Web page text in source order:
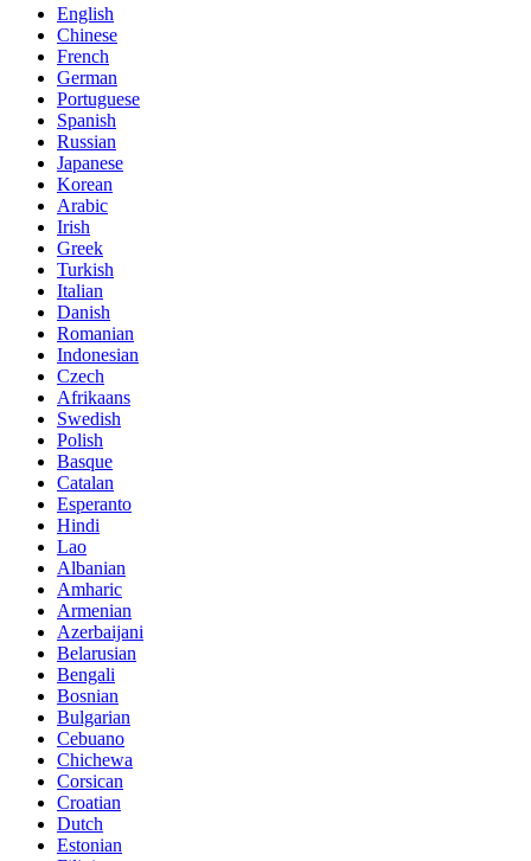
English
Chinese
French
German
Portuguese
Spanish
Russian
Japanese
Korean
Arabic
Irish
Greek
Turkish
Italian
Danish
Romanian
Indonesian
Czech
Afrikaans
Swedish
Polish
Basque
Catalan
Esperanto
Hindi
Lao
Albanian
Amharic
Armenian
Azerbaijani
Belarusian
Bengali
Bosnian
Bulgarian
Cebuano
Chichewa
Corsican
Croatian
Dutch
Estonian